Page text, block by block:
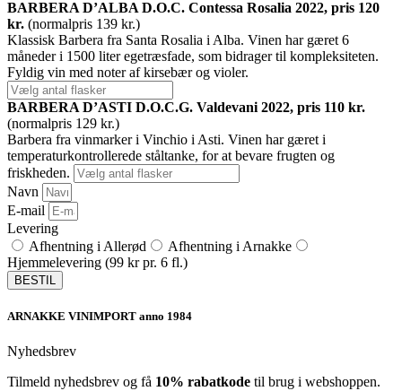
BARBERA D’ALBA D.O.C. Contessa Rosalia 2022, pris 120
kr. (normalpris 139 kr.)
Klassisk Barbera fra Santa Rosalia i Alba. Vinen har gæret 6
måneder i 1500 liter egetræsfade, som bidrager til kompleksiteten.
Fyldig vin med noter af kirsebær og violer.
BARBERA D’ASTI D.O.C.G. Valdevani 2022, pris 110 kr.
(normalpris 129 kr.)
Barbera fra vinmarker i Vinchio i Asti. Vinen har gæret i
temperaturkontrollerede ståltanke, for at bevare frugten og
friskheden.
Navn
E-mail
Levering
Afhentning i Allerød
Afhentning i Arnakke
Hjemmelevering (99 kr pr. 6 fl.)
BESTIL
ARNAKKE VINIMPORT anno 1984
Nyhedsbrev
Tilmeld nyhedsbrev og få 10% rabatkode til brug i webshoppen.